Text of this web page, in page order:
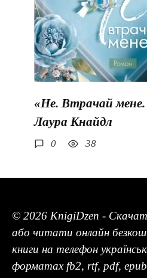
«Не. Втрачай
Лаура Кнайдл
0 38
© 2026 KnigiDzen -
або читати онлайн
книги на телефон
форматах fb2, rtf, pdf,